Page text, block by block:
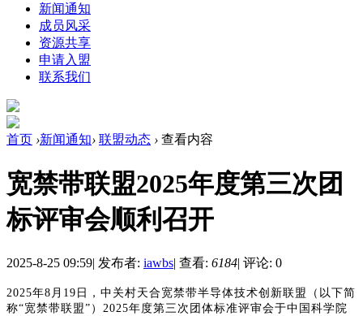
新闻通知
成员风采
资源共享
申请入盟
联系我们
首页 ›新闻通知› 联盟动态 › 查看内容
宽禁带联盟2025年度第三次团
标评审会顺利召开
2025-8-25 09:59| 发布者: iawbs| 查看: 6184| 评论: 0
2025年8月19日，中关村天合宽禁带半导体技术创新联盟（以下简
称“宽禁带联盟”）2025年度第三次团体标准评审会于中国科学院